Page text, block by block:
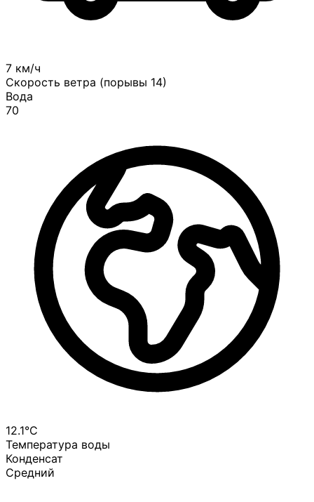
7 км/ч
Скорость ветра (порывы 14)
Вода
70
12.1°C
Температура воды
Конденсат
Средний